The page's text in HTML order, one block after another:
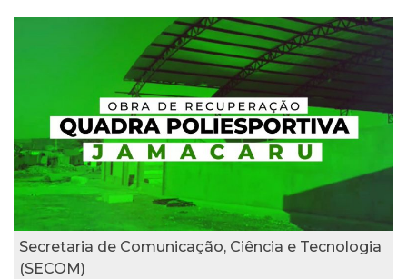
Secretaria de Comunicação, Ciência e Tecnologia
(SECOM)